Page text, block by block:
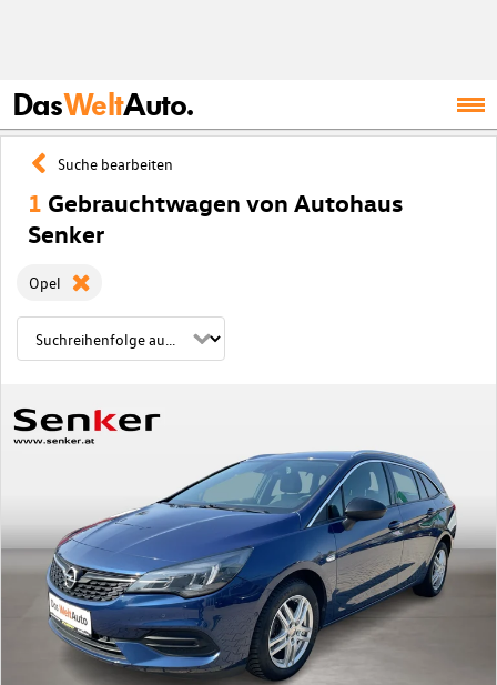
DasWeltAuto.
Suche bearbeiten
1 Gebrauchtwagen von Autohaus
Senker
Opel